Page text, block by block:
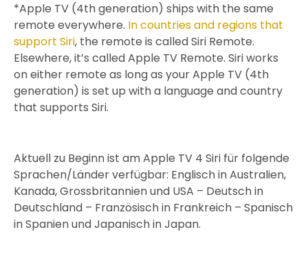
*Apple TV (4th generation) ships with the same
remote everywhere. In countries and regions that
support Siri, the remote is called Siri Remote.
Elsewhere, it’s called Apple TV Remote. Siri works
on either remote as long as your Apple TV (4th
generation) is set up with a language and country
that supports Siri.
Aktuell zu Beginn ist am Apple TV 4 Siri für folgende
Sprachen/Länder verfügbar: Englisch in Australien,
Kanada, Grossbritannien und USA – Deutsch in
Deutschland – Französisch in Frankreich – Spanisch
in Spanien und Japanisch in Japan.